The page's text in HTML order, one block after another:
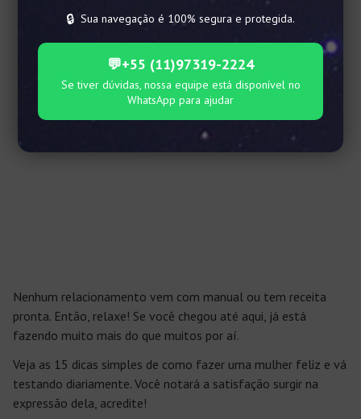
Nenhum relacionamento vem com manual ou tem receita
pronta. Então, relaxe! Se você chegou até aqui, já está
fazendo muito mais do que muitos por aí.
Veja as 15 dicas simples de como fazer uma mulher feliz e vá
testando diariamente. Você notará a satisfação surgir na
expressão dela, acredite!
🔒 Sua navegação é 100% segura e protegida.
💬+55 (11)97319-2224
Se tiver dúvidas, nossa equipe está disponível no
WhatsApp para ajudar